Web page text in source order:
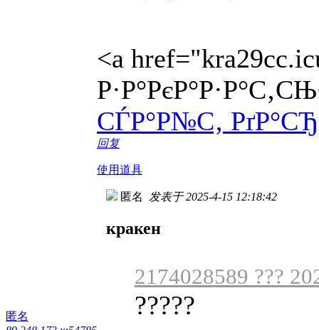
<a
СЃР°Р№С‚
回复
使用道具
匿名
匿名 发表于 2025-4-15 12:18:42
кракен
2174028589 ???
?????